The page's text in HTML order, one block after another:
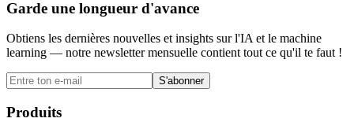
Garde une longueur d'avance
Obtiens les dernières nouvelles et insights sur l'IA et le machine
learning — notre newsletter mensuelle contient tout ce qu'il te faut !
S'abonner
Produits